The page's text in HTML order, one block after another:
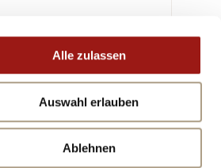
Alle zulassen
Auswahl erlauben
Ablehnen